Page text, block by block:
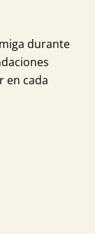
durante
en cada